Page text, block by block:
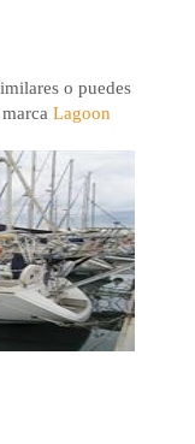
estado, una unidad
o puedes
Lagoon